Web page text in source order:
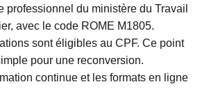
professionnel du ministère du Travail
avec le code ROME M1805.
sont éligibles au CPF. Ce point
pour une reconversion.
continue et les formats en ligne